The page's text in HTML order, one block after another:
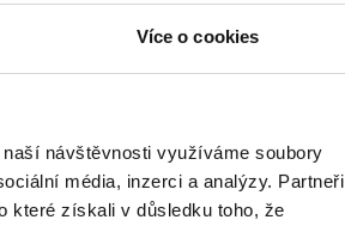
Více o cookies
návštěvnosti využíváme soubory
média, inzerci a analýzy. Partneři
které získali v důsledku toho, že